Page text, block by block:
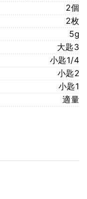
2個
2枚
5g
大匙3
小匙1/4
小匙2
小匙1
適量